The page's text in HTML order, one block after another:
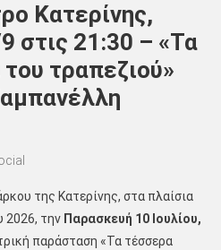
Κατερίνης,
στις 21:30 – «Τα
τραπεζιού»
της Κατερίνης, στα πλαίσια
2026, την Παρασκευή 10 Ιουλίου,
παράσταση «Τα τέσσερα